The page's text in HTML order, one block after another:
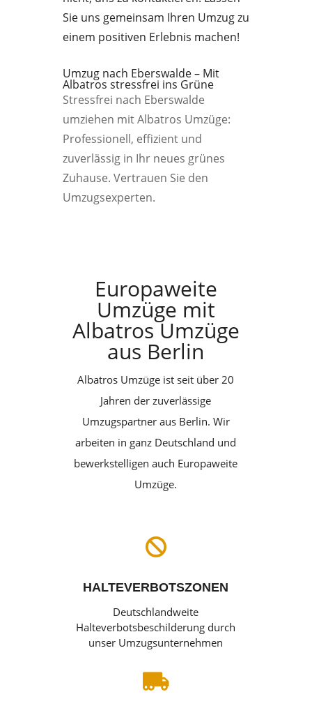
Sie uns gemeinsam Ihren Umzug zu
einem positiven Erlebnis machen!
Umzug nach Eberswalde – Mit
Albatros stressfrei ins Grüne
Stressfrei nach Eberswalde
umziehen mit Albatros Umzüge:
Professionell, effizient und
zuverlässig in Ihr neues grünes
Zuhause. Vertrauen Sie den
Umzugsexperten.
Europaweite
Umzüge mit
Albatros Umzüge
aus Berlin
Albatros Umzüge ist seit über 20
Jahren der zuverlässige
Umzugspartner aus Berlin. Wir
arbeiten in ganz Deutschland und
bewerkstelligen auch Europaweite
Umzüge.

HALTEVERBOTSZONEN
Deutschlandweite
Halteverbotsbeschilderung durch
unser Umzugsunternehmen
